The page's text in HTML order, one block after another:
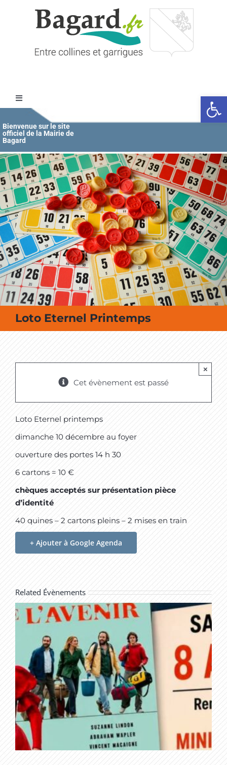
Ouvrir
Toggle
Navigation
Accueil
MAIRIE
ÉDUCATION / JEUNESSE
VIE COMMUNALE
MES SORTIES / MES LOISIRS
Bienvenue sur le site
officiel de la Mairie de
Bagard
Loto Eternel Printemps
Cet évènement est passé
×
Loto Eternel printemps
dimanche 10 décembre au foyer
ouverture des portes 14 h 30
6 cartons = 10 €
chèques acceptés sur présentation pièce
d’identité
40 quines – 2 cartons pleins – 2 mises en train
+ Ajouter à Google Agenda
Related Évènements